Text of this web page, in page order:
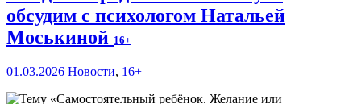
обсудим с психологом Натальей
Моськиной 16+
01.03.2026 Новости, 16+